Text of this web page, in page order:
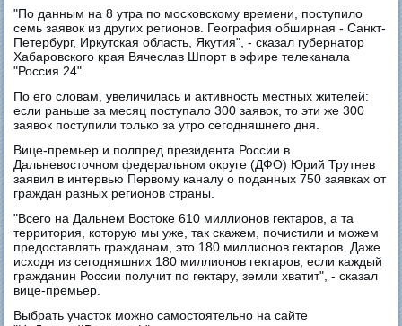
"По данным на 8 утра по московскому времени, поступило
семь заявок из других регионов. География обширная - Санкт-
Петербург, Иркутская область, Якутия", - сказал губернатор
Хабаровского края Вячеслав Шпорт в эфире телеканала
"Россия 24".
По его словам, увеличилась и активность местных жителей:
если раньше за месяц поступало 300 заявок, то эти же 300
заявок поступили только за утро сегодняшнего дня.
Вице-премьер и полпред президента России в
Дальневосточном федеральном округе (ДФО) Юрий Трутнев
заявил в интервью Первому каналу о поданных 750 заявках от
граждан разных регионов страны.
"Всего на Дальнем Востоке 610 миллионов гектаров, а та
территория, которую мы уже, так скажем, почистили и можем
предоставлять гражданам, это 180 миллионов гектаров. Даже
исходя из сегодняшних 180 миллионов гектаров, если каждый
гражданин России получит по гектару, земли хватит", - сказал
вице-премьер.
Выбрать участок можно самостоятельно на сайте